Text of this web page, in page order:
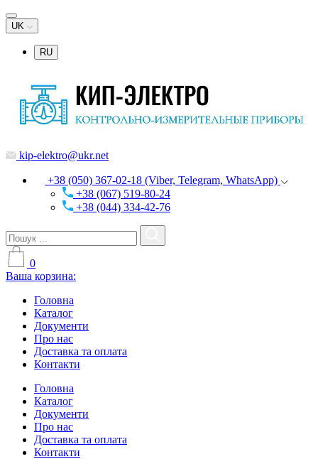
UK
RU
kip-elektro@ukr.net
+38 (050) 367-02-18 (Viber, Telegram, WhatsApp)
+38 (067) 519-80-24
+38 (044) 334-42-76
0
Ваша корзина:
Головна
Каталог
Документи
Про нас
Доставка та оплата
Контакти
Головна
Каталог
Документи
Про нас
Доставка та оплата
Контакти